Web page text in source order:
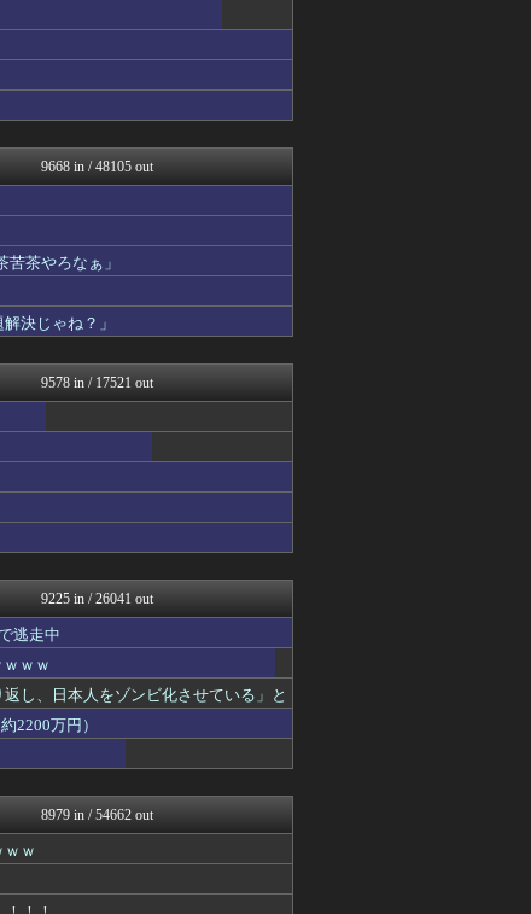
ぶる速-VIP
あじあニュースちゃんねる
馬鳥速報
げぇ速
子育てちゃんねる
ツバメ速報＠ヤクルトスワロ...
わんこーる速報！
修羅の華-家庭・生活まとめ
【サッカー まとめ】サカラ...
mutyunのゲーム+αブ...
いたしん！
なんJ PRIDE
汎用型自作PCまとめ
ゲーム実況者速報＠YouT...
ヒーローNEWS
footballnet【サ...
9668 in / 48105 out
茶やろなぁ」
決じゃね？」
9578 in / 17521 out
9225 in / 26041 out
逃走中
ｗｗ
し、日本人をゾンビ化させている」と
2200万円）
8979 in / 54662 out
ｗ